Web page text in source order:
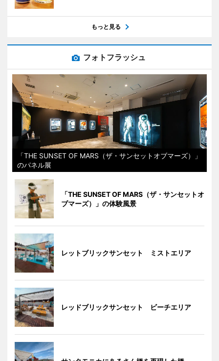
もっと見る
フォトフラッシュ
「THE SUNSET OF MARS（ザ・サンセットオブマーズ）」
のパネル展
「THE SUNSET OF MARS（ザ・サンセットオ
ブマーズ）」の体験風景
レットブリックサンセット ミストエリア
レッドブリックサンセット ビーチエリア